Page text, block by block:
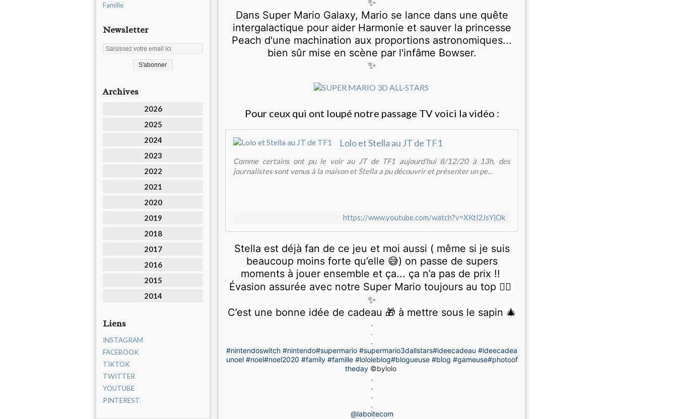
Famille
Newsletter
Archives
2026
2025
2024
2023
2022
2021
2020
2019
2018
2017
2016
2015
2014
Liens
INSTAGRAM
FACEBOOK
TIKTOK
TWITTER
YOUTUBE
PINTEREST
✨
Dans Super Mario Galaxy, Mario se lance dans une quête
intergalactique pour aider Harmonie et sauver la princesse
Peach d'une machination aux proportions astronomiques...
bien sûr mise en scène par l'infâme Bowser.
✨
Pour ceux qui ont loupé notre passage TV voici la vidéo :
Lolo et Stella au JT de TF1
Comme certains ont pu le voir au JT de TF1 aujourd'hui 8/12/20 à 13h, des
journalistes sont venus à la maison et Stella a pu découvrir et présenter un pe...
https://www.youtube.com/watch?v=XKtl2JsYjOk
Stella est déjà fan de ce jeu et moi aussi ( même si je suis
beaucoup moins forte qu’elle 😅) on passe de supers
moments à jouer ensemble et ça... ça n’a pas de prix !!
Évasion assurée avec notre Super Mario toujours au top 👌🏻
✨
C’est une bonne idée de cadeau 🎁 à mettre sous le sapin 🎄
.
.
.
#nintendoswitch #nintendo#supermario #supermario3dallstars#ideecadeau #ideecadea
unoel #noel#noel2020 #family #famille #lololeblog#blogueuse #blog #gameuse#photoof
theday ©️bylolo
.
.
.
.
@laboitecom